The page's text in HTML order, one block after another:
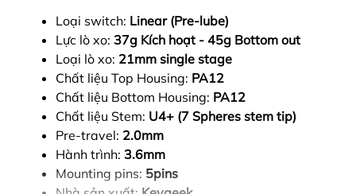
Loại switch: Linear (Pre-lube)
Lực lò xo: 37g Kích hoạt - 45g Bottom out
Loại lò xo: 21mm single stage
Chất liệu Top Housing: PA12
Chất liệu Bottom Housing: PA12
Chất liệu Stem: U4+ (7 Spheres stem tip)
Pre-travel: 2.0mm
Hành trình: 3.6mm
Mounting pins: 5pins